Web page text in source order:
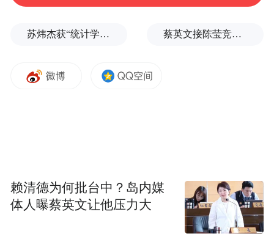
型，制作成茶具、鼻烟壶、工艺台灯等生活
商品附加值。此外，葫芦艺人还将葫芦工艺
刘继强称，近年来，东昌府区持续推进葫芦
雕刻保护传承创新，擦亮葫芦文化名片。该
区高标准建设了中华葫芦文化园，以葫芦文
苏炜杰获“统计学界的诺贝尔奖”，又是北大数院07级 蔡英文接陈莹竞选总部主委？郭正亮爆玄机：她的谋划是陈其迈
赖清德为何批台中？岛内媒
体人曝蔡英文让他压力大